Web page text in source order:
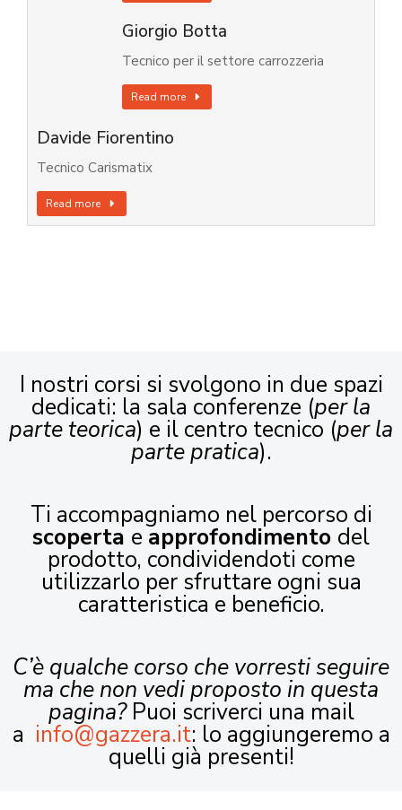
Giorgio Botta
Tecnico per il settore carrozzeria
Read more
Davide Fiorentino
Tecnico Carismatix
Read more
I nostri corsi si svolgono in due spazi
dedicati: la sala conferenze (per la
parte teorica) e il centro tecnico (per la
parte pratica).
Ti accompagniamo nel percorso di
scoperta e approfondimento del
prodotto, condividendoti come
utilizzarlo per sfruttare ogni sua
caratteristica e beneficio.
C’è qualche corso che vorresti seguire
ma che non vedi proposto in questa
pagina?Puoi scriverci una mail
a info@gazzera.it: lo aggiungeremo a
quelli già presenti!